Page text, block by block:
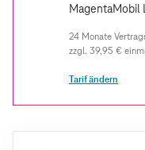
MagentaMobil
zzgl. 39,95 €
Tarif ändern